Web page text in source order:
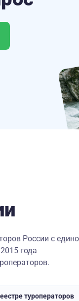
России с
года
туроператоров